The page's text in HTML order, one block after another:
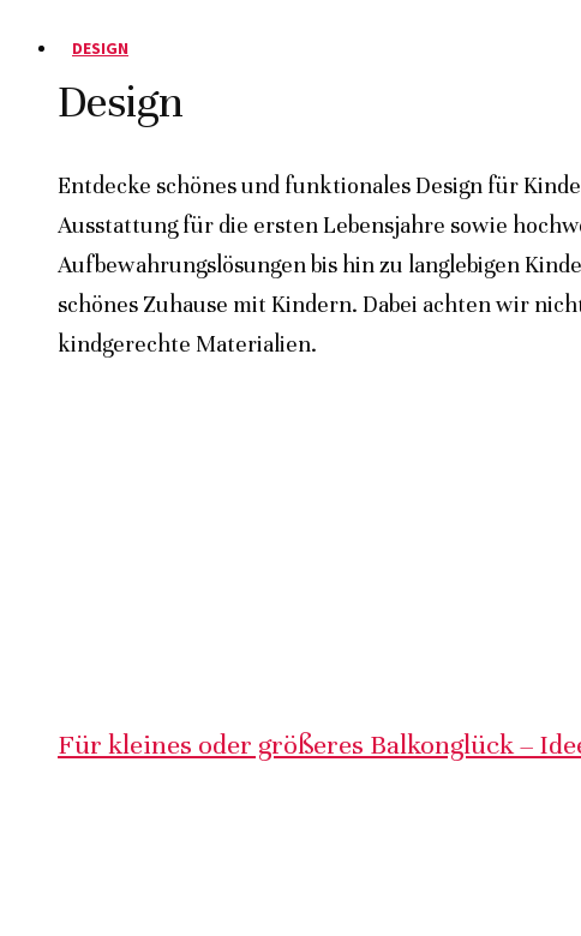
DESIGN
Design
Entdecke schönes und funktionales Design für
Ausstattung für die ersten Lebensjahre sowie
Aufbewahrungslösungen bis hin zu langlebigen
schönes Zuhause mit Kindern. Dabei achten wir
kindgerechte Materialien.
Für kleines oder größeres Balkonglück –